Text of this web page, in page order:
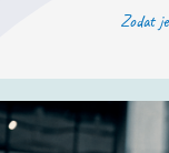
Zodat